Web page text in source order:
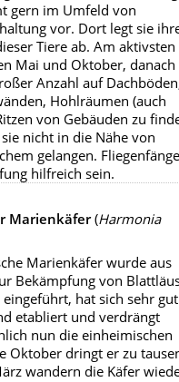
gern im Umfeld von
vor. Dort legt sie
Tiere ab. Am
Mai und Oktober, danach
Anzahl auf
Hohlräumen (auch
von Gebäuden zu
nicht in die Nähe von
gelangen.
hilfreich sein.
Marienkäfer(Harmonia
Marienkäfer wurde aus
Bekämpfung von
hat sich sehr
etabliert und verdrängt
nun die einheimischen
Oktober dringt er zu
wandern die Käfer